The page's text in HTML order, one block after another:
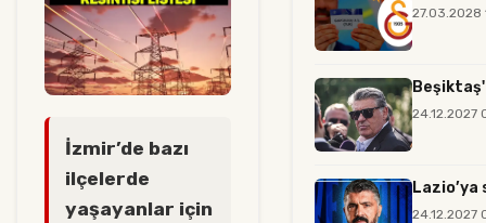
İzmir’de bazı
ilçelerde
yaşayanlar için
27.03.2028
24.12.2027
24.12.2027